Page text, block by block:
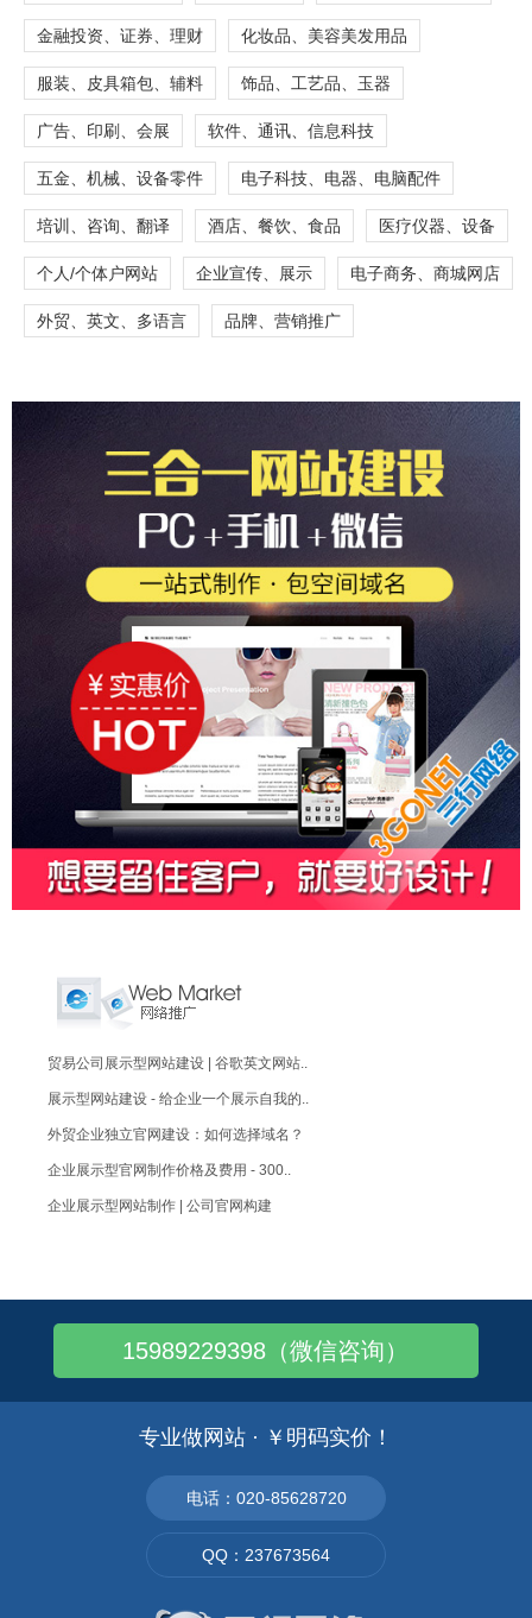
金融投资、证券、理财 化妆品、美容美发用品
服装、皮具箱包、辅料 饰品、工艺品、玉器
广告、印刷、会展 软件、通讯、信息科技
五金、机械、设备零件 电子科技、电器、电脑配件
培训、咨询、翻译 酒店、餐饮、食品 医疗仪器、设备
个人/个体户网站 企业宣传、展示 电子商务、商城网店
外贸、英文、多语言 品牌、营销推广
贸易公司展示型网站建设 | 谷歌英文网站..
展示型网站建设 - 给企业一个展示自我的..
外贸企业独立官网建设：如何选择域名？
企业展示型官网制作价格及费用 - 300..
企业展示型网站制作 | 公司官网构建
企业官网建设：如何提升新网站索引量？
b2b官网外贸网站建设步骤（出口企业建站..
企业展示型官网如何设计制作？直观地展现企..
15989229398（微信咨询）
专业做网站 · ￥明码实价！
电话：020-85628720
QQ：237673564